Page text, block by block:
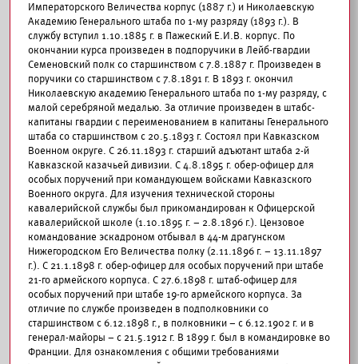
Императорского Величества корпус (1887 г.) и Николаевскую
Академию Генерального штаба по 1-му разряду (1893 г.). В
службу вступил 1.10.1885 г. в Пажеский Е.И.В. корпус. По
окончании курса произведен в подпоручики в Лейб-гвардии
Семеновский полк со старшинством с 7.8.1887 г. Произведен в
поручики со старшинством с 7.8.1891 г. В 1893 г. окончил
Николаевскую академию Генерального штаба по 1-му разряду, с
малой серебряной медалью. За отличие произведен в штабс-
капитаны гвардии с переименованием в капитаны Генерального
штаба со старшинством с 20.5.1893 г. Состоял при Кавказском
Военном округе. С 26.11.1893 г. старший адъютант штаба 2-й
Кавказской казачьей дивизии. С 4.8.1895 г. обер-офицер для
особых поручений при командующем войсками Кавказского
Военного округа. Для изучения технической стороны
кавалерийской службы был прикомандирован к Офицерской
кавалерийской школе (1.10.1895 г. – 2.8.1896 г.). Цензовое
командование эскадроном отбывал в 44-м драгунском
Нижегородском Его Величества полку (2.11.1896 г. – 13.11.1897
г.). С 21.1.1898 г. обер-офицер для особых поручений при штабе
21-го армейского корпуса. С 27.6.1898 г. штаб-офицер для
особых поручений при штабе 19-го армейского корпуса. За
отличие по службе произведен в подполковники со
старшинством с 6.12.1898 г., в полковники – с 6.12.1902 г. и в
генерал-майоры – с 21.5.1912 г. В 1899 г. был в командировке во
Франции. Для ознакомления с общими требованиями